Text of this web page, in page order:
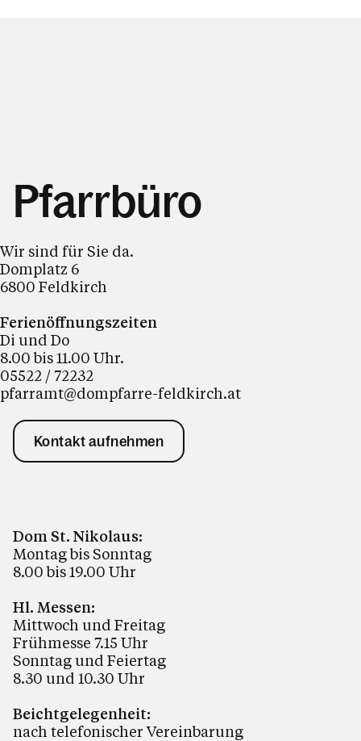
Pfarrbüro
Wir sind für Sie da.
Domplatz 6
6800 Feldkirch
Ferienöffnungszeiten
Di und Do
8.00 bis 11.00 Uhr.
05522 / 72232
pfarramt@dompfarre-feldkirch.at
Kontakt aufnehmen
Dom St. Nikolaus:
Montag bis Sonntag
8.00 bis 19.00 Uhr
Hl. Messen:
Mittwoch und Freitag
Frühmesse 7.15 Uhr
Sonntag und Feiertag
8.30 und 10.30 Uhr
Beichtgelegenheit:
nach telefonischer Vereinbarung